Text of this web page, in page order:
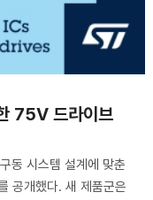
75V 드라이브
동 시스템 설계에 맞춘
공개했다. 새 제품군은